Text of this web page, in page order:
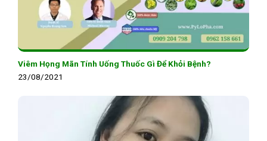
Viêm Họng Mãn Tính Uống Thuốc Gì Để Khỏi Bệnh?
23/08/2021